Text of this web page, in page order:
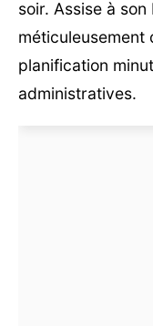
soir. Assise à son
méticuleusement
planification
administratives.